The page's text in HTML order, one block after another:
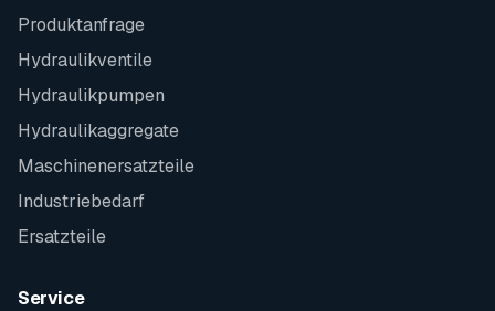
Produktanfrage
Hydraulikventile
Hydraulikpumpen
Hydraulikaggregate
Maschinenersatzteile
Industriebedarf
Ersatzteile
Service